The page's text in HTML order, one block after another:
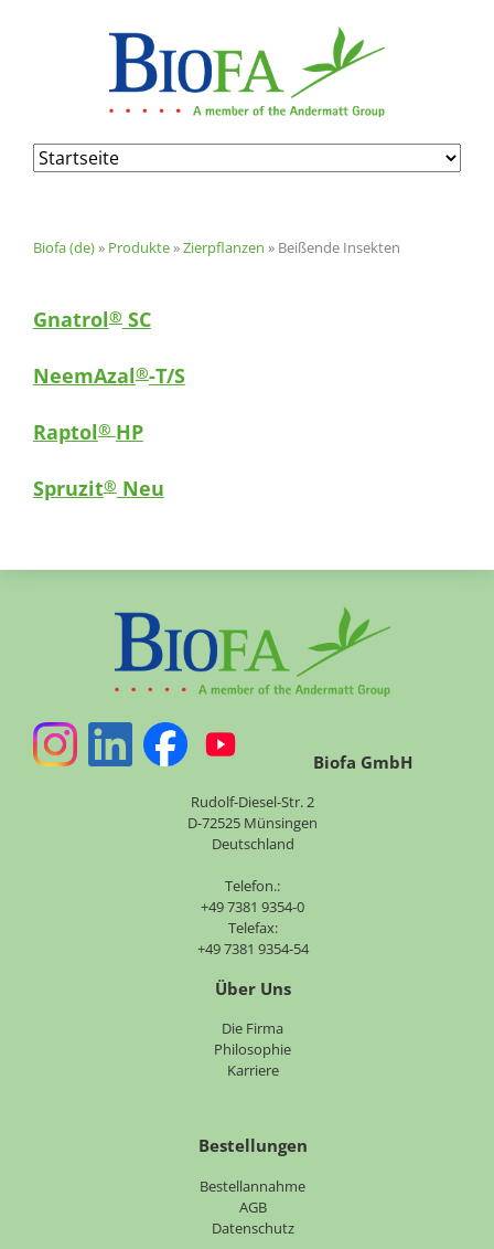
Navigation
überspringen
Biofa (de)» Produkte»Zierpflanzen » Beißende Insekten
Gnatrol®SC
NeemAzal®-T/S
Raptol® HP
Spruzit®Neu
Biofa GmbH
Rudolf-Diesel-Str. 2
D-72525 Münsingen
Deutschland
Telefon.:
+49 7381 9354-0
Telefax:
+49 7381 9354-54
Über Uns
Die Firma
Philosophie
Karriere
Bestellungen
Bestellannahme
AGB
Datenschutz